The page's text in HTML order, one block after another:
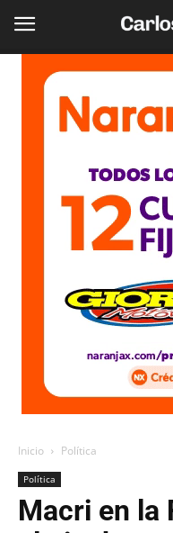
Inicio Política
Política
Macri en la